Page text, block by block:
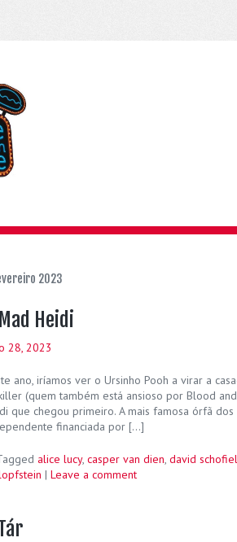
2023
Mad Heidi
28, 2023
ano, iríamos ver o Ursinho Pooh a virar a
(quem também está ansioso por Blood
que chegou primeiro. A mais famosa órfã
financiada por […]
alice lucy, casper van dien, david
| Leave a comment